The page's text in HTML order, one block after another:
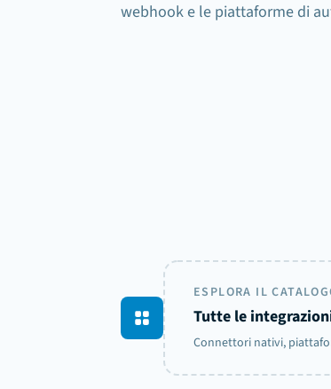
webhook e le piattaforme di
export.failedESPLORA IL
Tutte le
Connettori nativi,